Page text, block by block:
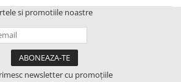
si promotiile noastre
newsletter cu promoțiile